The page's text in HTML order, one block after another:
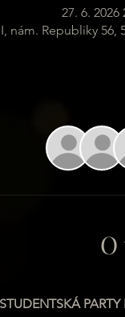
27. 6. 2026
nám. Republiky 56,